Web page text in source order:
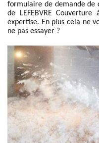
formulaire de demande de
de LEFEBVRE
expertise. En plus cela ne
ne pas essayer ?